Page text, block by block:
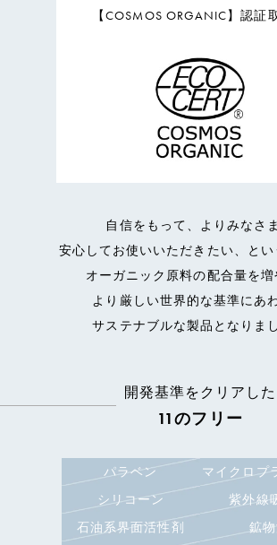
【COSMOS ORGANIC】認証
自信をもって、よりみなさ
安心してお使いいただきたい、とい
オーガニック原料の配合量を増
より厳しい世界的な基準にあ
サステナブルな製品となりまし
開発基準をクリアした
11のフリー
パラベン
マイクロプ
シリコーン
紫外線
石油系界面活性剤
鉱